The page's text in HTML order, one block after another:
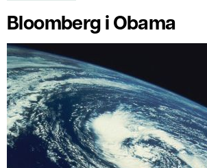
Bloomberg i Obama